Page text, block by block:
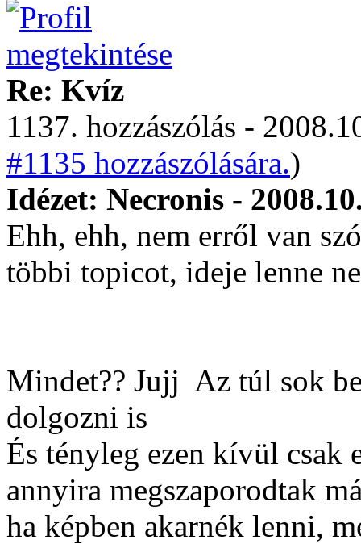
Re: Kvíz
1137. hozzászólás -
#1135 hozzászólására.)
Idézet: Necronis -
Ehh, ehh, nem erről van
többi topicot, ideje lenne
Mindet?? Jujj Az túl sok
dolgozni is
És tényleg ezen kívül csak
annyira megszaporodtak
ha képben akarnék lenni,